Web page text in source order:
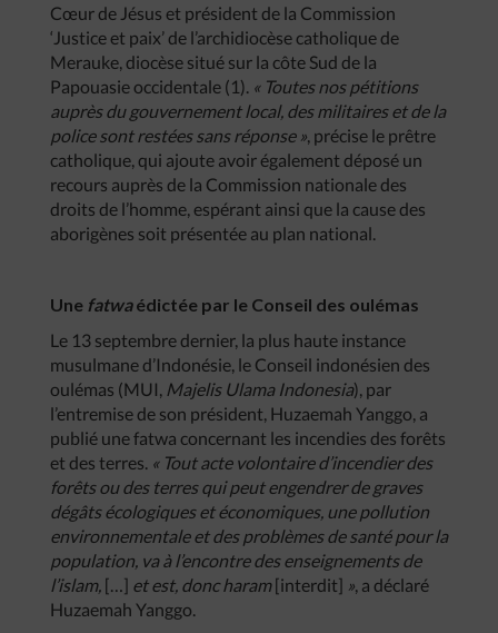
Cœur de Jésus et président de la Commission
‘Justice et paix’ de l’archidiocèse catholique de
Merauke, diocèse situé sur la côte Sud de la
Papouasie occidentale (1). « Toutes nos pétitions
auprès du gouvernement local, des militaires et de la
police sont restées sans réponse », précise le prêtre
catholique, qui ajoute avoir également déposé un
recours auprès de la Commission nationale des
droits de l’homme, espérant ainsi que la cause des
aborigènes soit présentée au plan national.
Une fatwaédictée par le Conseil des oulémas
Le 13 septembre dernier, la plus haute instance
musulmane d’Indonésie, le Conseil indonésien des
oulémas (MUI, Majelis Ulama Indonesia), par
l’entremise de son président, Huzaemah Yanggo, a
publié une fatwa concernant les incendies des forêts
et des terres. « Tout acte volontaire d’incendier des
forêts ou des terres qui peut engendrer de graves
dégâts écologiques et économiques, une pollution
environnementale et des problèmes de santé pour la
population, va à l’encontre des enseignements de
l’islam, […] et est, donc haram[interdit] », a déclaré
Huzaemah Yanggo.